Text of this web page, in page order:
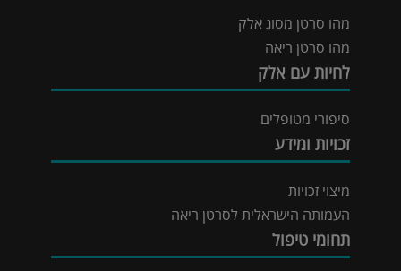
מהו סרטן מסוג אלק
מהו סרטן ריאה
לחיות עם אלק
סיפורי מטופלים
זכויות ומידע
מיצוי זכויות
העמותה הישראלית לסרטן ריאה
תחומי טיפול